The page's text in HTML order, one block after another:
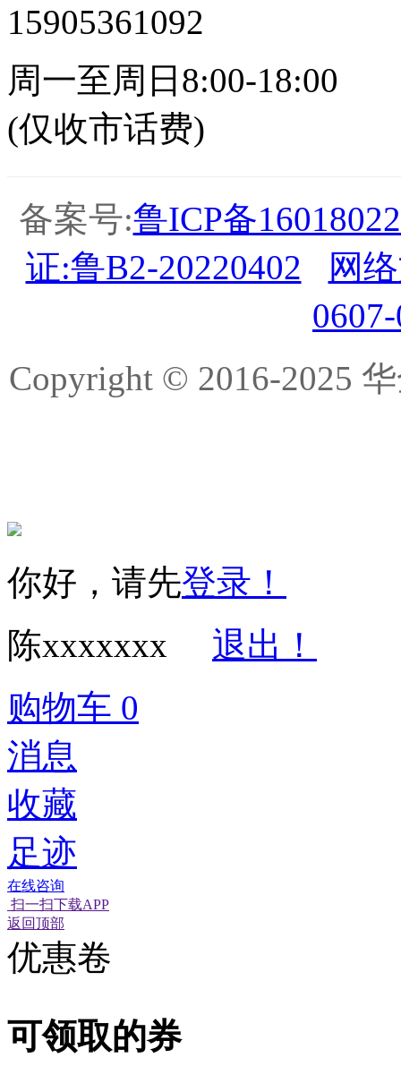
15905361092
周一至周日8:00-18:00
(仅收市话费)
备案号:鲁ICP备
证:鲁B2-20220402
网
Copyright © 2016-2025
你好，请先登录！
陈xxxxxxx
退出！
购物车 0
消息
收藏
足迹
在线咨询
扫一扫下载APP
返回顶部
优惠卷
可领取的券